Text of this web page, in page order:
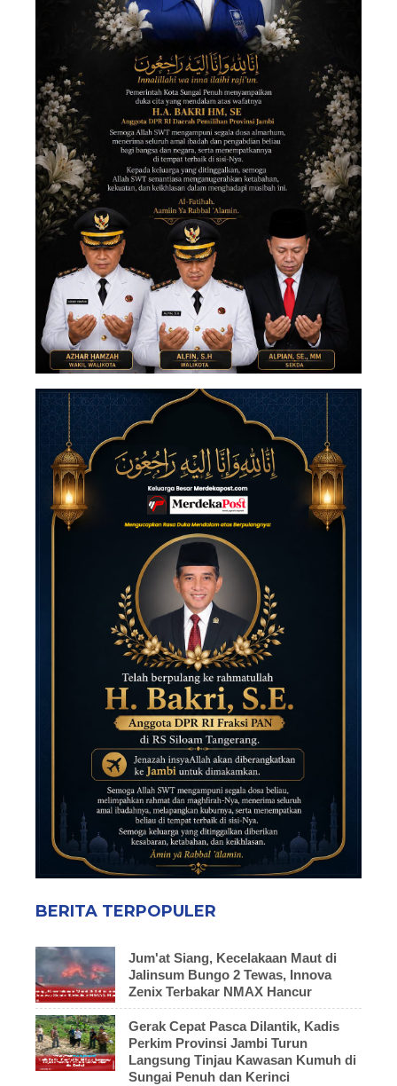
BERITA TERPOPULER
Jum'at Siang, Kecelakaan Maut di
Jalinsum Bungo 2 Tewas, Innova
Zenix Terbakar NMAX Hancur
Gerak Cepat Pasca Dilantik, Kadis
Perkim Provinsi Jambi Turun
Langsung Tinjau Kawasan Kumuh di
Sungai Penuh dan Kerinci